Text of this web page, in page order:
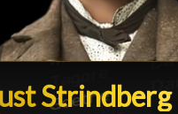
Strindberg
Strindberg█